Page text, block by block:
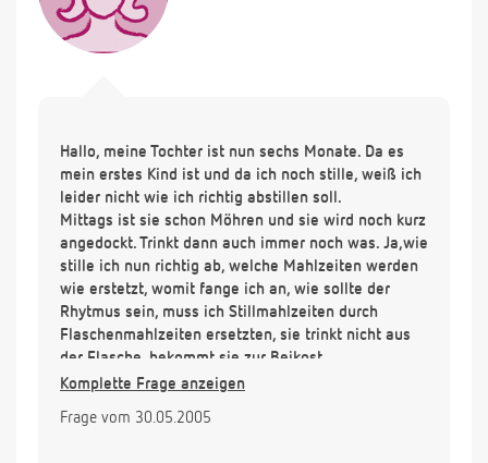
Hallo, meine Tochter ist nun sechs Monate. Da es
mein erstes Kind ist und da ich noch stille, weiß ich
leider nicht wie ich richtig abstillen soll.
Mittags ist sie schon Möhren und sie wird noch kurz
angedockt. Trinkt dann auch immer noch was. Ja,wie
stille ich nun richtig ab, welche Mahlzeiten werden
wie erstetzt, womit fange ich an, wie sollte der
Rhytmus sein, muss ich Stillmahlzeiten durch
Flaschenmahlzeiten ersetzten, sie trinkt nicht aus
der Flasche, bekommt sie zur Beikost
Flüssigkeit???... und und und. Ich hoffe ich
mich beschäftigen...
Komplette Frage anzeigen
Frage vom 30.05.2005